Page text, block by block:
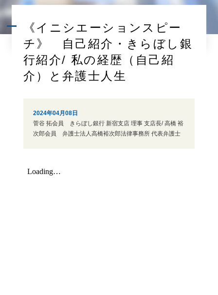
《イニシエーションスピー
チ》 自己紹介・きらぼし銀
行紹介/ 私の経歴（自己紹
介）と弁護士人生
2024年04月08日
菅谷 拓会員 きらぼし銀行 新宿支店 理事 支店長/ 高橋 裕
次郎会員 弁護士法人高橋裕次郎法律事務所 代表弁護士